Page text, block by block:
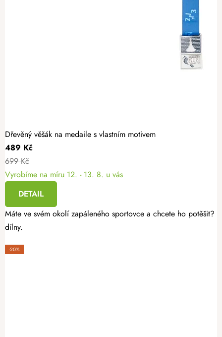
Dřevěný věšák na medaile s vlastním motivem
489 Kč
699 Kč
Vyrobíme na míru 12. - 13. 8. u vás
DETAIL
Máte ve svém okolí zapáleného sportovce a chcete ho potěšit?
dílny.
-20%